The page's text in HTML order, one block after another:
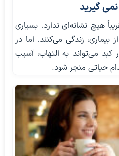
گیرید
هیچ نشانه‌ای ندارد. بسیاری
بیماری، زندگی می‌کنند. اما در
می‌تواند به التهاب، آسیب
حیاتی منجر شود.